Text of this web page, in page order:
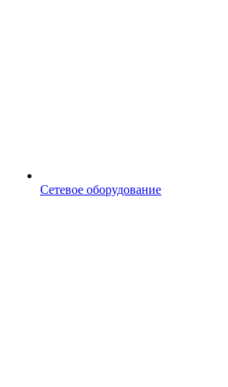
Сетевое оборудование